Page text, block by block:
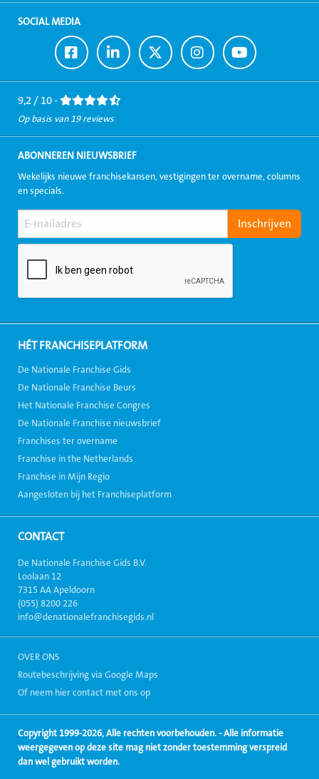
SOCIAL MEDIA
Ga
naar
Facebook
Ga
naar
LinkedIn
Ga
naar
Twitter
Ga
naar
Instagram
Ga
naar
Youtube
9,2 / 10 -
Op basis van 19 reviews
ABONNEREN NIEUWSBRIEF
Wekelijks nieuwe franchisekansen, vestigingen ter overname, columns
en specials.
HÉT FRANCHISEPLATFORM
De Nationale Franchise Gids
De Nationale Franchise Beurs
Het Nationale Franchise Congres
De Nationale Franchise nieuwsbrief
Franchises ter overname
Franchise in the Netherlands
Franchise in Mijn Regio
Aangesloten bij het Franchiseplatform
CONTACT
De Nationale Franchise Gids B.V.
Loolaan 12
7315 AA Apeldoorn
(055) 8200 226
info@denationalefranchisegids.nl
OVER ONS
Routebeschrijving via Google Maps
Of neem hier contact met ons op
Copyright 1999-2026, Alle rechten voorbehouden. - Alle informatie
weergegeven op deze site mag niet zonder toestemming verspreid
dan wel gebruikt worden.